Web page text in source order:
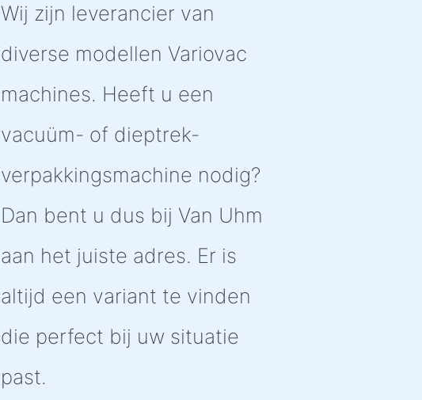
Wij zijn leverancier van
diverse modellen Variovac
machines. Heeft u een
vacuüm- of dieptrek-
verpakkingsmachine nodig?
Dan bent u dus bij Van Uhm
aan het juiste adres. Er is
altijd een variant te vinden
die perfect bij uw situatie
past.